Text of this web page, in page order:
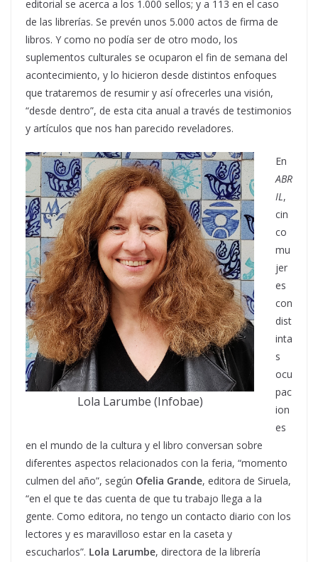
editorial se acerca a los 1.000 sellos; y a 113 en el caso
de las librerías. Se prevén unos 5.000 actos de firma de
libros. Y como no podía ser de otro modo, los
suplementos culturales se ocuparon el fin de semana del
acontecimiento, y lo hicieron desde distintos enfoques
que trataremos de resumir y así ofrecerles una visión,
“desde dentro”, de esta cita anual a través de testimonios
y artículos que nos han parecido reveladores.
Lola Larumbe (Infobae)
En
ABR
IL,
cin
co
mu
jer
es
con
dist
inta
s
ocu
pac
ion
es
en el mundo de la cultura y el libro conversan sobre
diferentes aspectos relacionados con la feria, “momento
culmen del año”, según Ofelia Grande, editora de Siruela,
“en el que te das cuenta de que tu trabajo llega a la
gente. Como editora, no tengo un contacto diario con los
lectores y es maravilloso estar en la caseta y
escucharlos”. Lola Larumbe, directora de la librería